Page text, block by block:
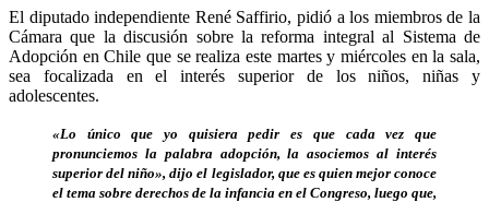
El diputado independiente René Saffirio, pidió a los miembros de la
Cámara que la discusión sobre la reforma integral al Sistema de
Adopción en Chile que se realiza este martes y miércoles en la sala,
sea focalizada en el interés superior de los niños, niñas y
adolescentes.
«Lo único que yo quisiera pedir es que cada vez que
pronunciemos la palabra adopción, la asociemos al interés
superior del niño», dijo el legislador, que es quien mejor conoce
el tema sobre derechos de la infancia en el Congreso, luego que,